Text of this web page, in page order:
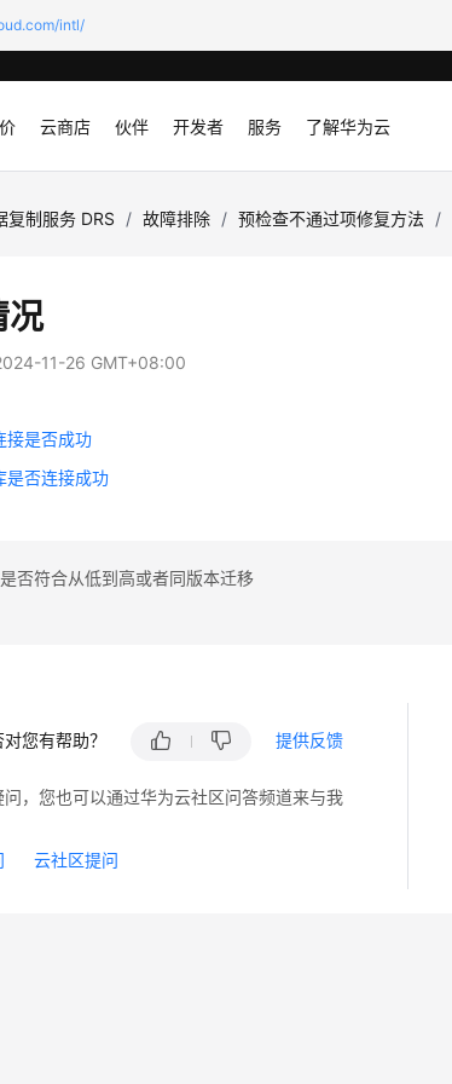
intl/
云商店 伙伴 开发者 服务 了解华为云
复制服务 DRS / 故障排除 / 预检查不通过项修复方法 /
况
11-26 GMT+08:00
接是否成功
是否连接成功
否符合从低到高或者同版本迁移
您有帮助？ 提供反馈
，您也可以通过华为云社区问答频道来与我
云社区提问